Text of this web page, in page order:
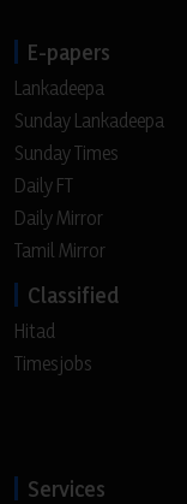
E-papers
Lankadeepa
Sunday Lankadeepa
Sunday Times
Daily FT
Daily Mirror
Tamil Mirror
Classified
Hitad
Timesjobs
Services